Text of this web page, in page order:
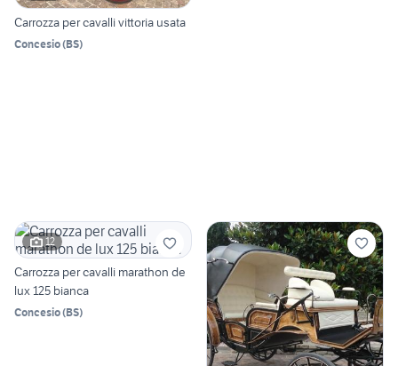
Carrozza per cavalli vittoria usata
Concesio(BS)
12
Carrozza per cavalli marathon de
lux 125 bianca
Concesio(BS)